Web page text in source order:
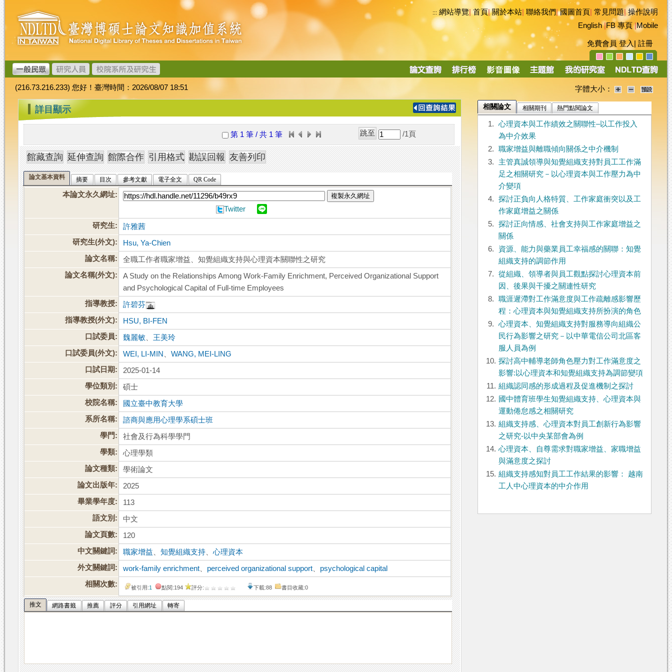
跳
到
主
要
內
容
臺
灣
博
碩
士
論
文
加
值
系
統
::: 網站導覽|首頁|關於本站 聯絡我們|國圖首頁 常見問題|操作說明
English|FB 專頁|Mobile
免費會員 登入 註冊
導
(216.73.216.233) 您好！臺灣時間：2026/08/07 18:51 字體大小：
::: 詳目顯示
第 1 筆 / 共 1 筆 /1 頁
論文基本資料 摘要 目次 參考文獻 電子全文 QR Code
本論文永久網址: 複製永久網址
Twitter
研究生:
許雅茜
研究生(外文):
Hsu, Ya-Chien
論文名稱:
全職工作者職家增益、知覺組織支持與心理資本關聯性之研究
論文名稱(外文):
A Study on the Relationships Among Work-Family Enrichment, Perceived Organizational Support
and Psychological Capital of Full-time Employees
指導教授:
許碧芬
指導教授(外文):
HSU, BI-FEN
口試委員:
魏麗敏
王美玲
口試委員(外文):
WEI, LI-MIN 、WANG, MEI-LING
口試日期:
2025-01-14
學位類別:
碩士
校院名稱:
國立臺中教育大學
系所名稱:
諮商與應用心理學系碩士班
學門:
社會及行為科學學門
學類:
心理學類
論文種類:
學術論文
論文出版年:
2025
畢業學年度:
113
語文別:
中文
論文頁數:
120
中文關鍵詞:
職家增益 、知覺組織支持 、心理資本
外文關鍵詞:
work-family enrichment perceived organizational support
psychological capital
相關次數:
被引用:1 點閱:194 評分: 下載:88 書目收藏:0
推文 網路書籤 推薦 評分 引用網址 轉寄
相關論文 相關期刊 熱門點閱論文
1.
心理資本與工作績效之關聯性–以工作投入
為中介效果
2.
職家增益與離職傾向關係之中介機制
3.
主管真誠領導與知覺組織支持對員工工作滿
足之相關研究－以心理資本與工作壓力為中
介變項
4.
探討正負向人格特質、工作家庭衝突以及工
作家庭增益之關係
5.
探討正向情感、社會支持與工作家庭增益之
關係
6.
資源、能力與藥業員工幸福感的關聯：知覺
組織支持的調節作用
7.
從組織、領導者與員工觀點探討心理資本前
因、後果與干擾之關連性研究
8.
職涯遲滯對工作滿意度與工作疏離感影響歷
程：心理資本與知覺組織支持所扮演的角色
9.
心理資本、知覺組織支持對服務導向組織公
民行為影響之研究－以中華電信公司北區客
服人員為例
10. 探討高中輔導老師角色壓力對工作滿意度之
影響:以心理資本和知覺組織支持為調節變項
11. 組織認同感的形成過程及促進機制之探討
12. 國中體育班學生知覺組織支持、心理資本與
運動倦怠感之相關研究
13. 組織支持感、心理資本對員工創新行為影響
之研究-以中央某部會為例
14. 心理資本、自尊需求對職家增益、家職增益
與滿意度之探討
15. 組織支持感知對員工工作結果的影響： 越南
工人中心理資本的中介作用